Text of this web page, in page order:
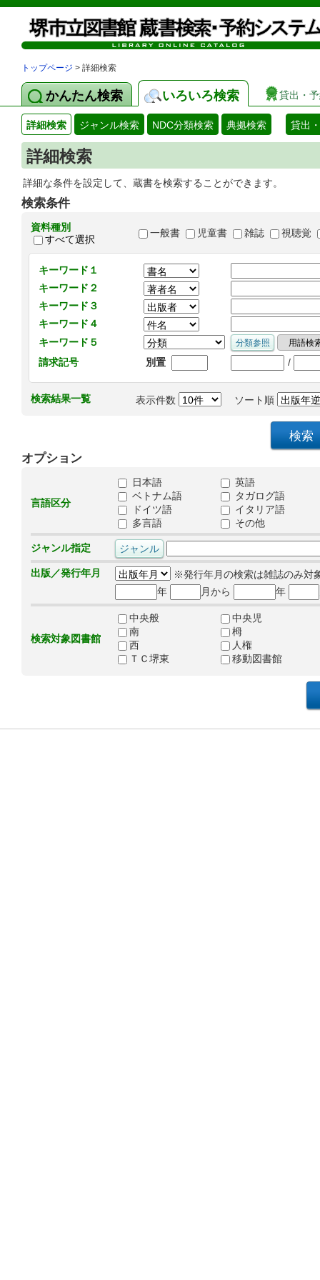
トップページ > 詳細検索
かんたん検索 いろいろ検索 貸出・
詳細検索 ジャンル検索 NDC分類検索 典拠検索 貸出
詳細検索
詳細な条件を設定して、蔵書を検索することができます。
検索条件
資料種別
すべて選択
一般書 児童書 雑誌 視聴覚
キーワード１
キーワード２
キーワード３
キーワード４
キーワード５
請求記号
別置 /
検索結果一覧 表示件数 ソート順
オプション
言語区分
日本語
英語
ベトナム語
タガログ語
ドイツ語
イタリア語
多言語
その他
ジャンル指定
出版／発行年月
※発行年月の検索は雑誌のみ対
年
月から 年
検索対象図書館
中央般
中央児
南
栂
西
人権
ＴＣ堺東
移動図書館